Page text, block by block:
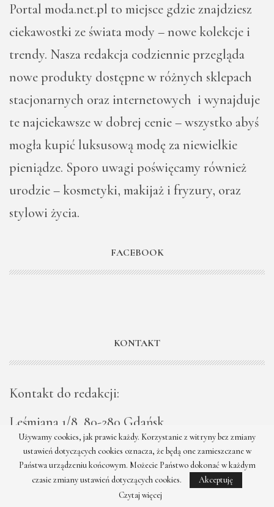
Portal moda.net.pl to miejsce gdzie znajdziesz
ciekawostki ze świata mody – nowe kolekcje i
trendy. Nasza redakcja codziennie przegląda
nowe produkty dostępne w różnych sklepach
stacjonarnych oraz internetowych i wynajduje
te najciekawsze w dobrej cenie – wszystko abyś
mogła kupić luksusową modę za niewielkie
pieniądze. Sporo uwagi poświęcamy również
urodzie – kosmetyki, makijaż i fryzury, oraz
stylowi życia.
FACEBOOK
KONTAKT
Kontakt do redakcji:
Leśmiana 1/8, 80-280 Gdańsk
Email: redakcja (at) moda.net.pl
Używamy cookies, jak prawie każdy. Korzystanie z witryny bez zmiany
ustawień dotyczących cookies oznacza, że będą one zamieszczane w
Państwa urządzeniu końcowym. Możecie Państwo dokonać w każdym
czasie zmiany ustawień dotyczących cookies.
Akceptuję
Czytaj więcej